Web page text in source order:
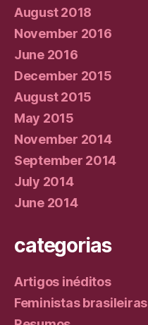
August 2018
November 2016
June 2016
December 2015
August 2015
May 2015
November 2014
September 2014
July 2014
June 2014
categorias
Artigos inéditos
Feministas brasileiras